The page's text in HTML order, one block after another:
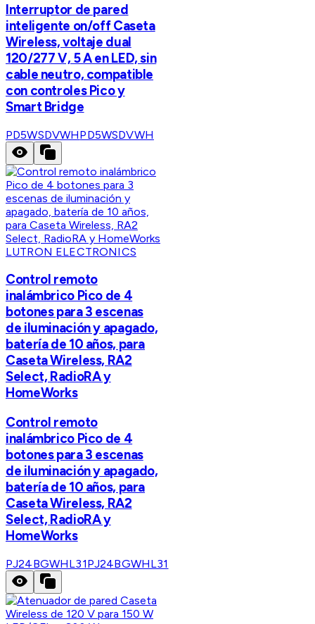
Interruptor de pared
inteligente on/off Caseta
Wireless, voltaje dual
120/277 V, 5 A en LED, sin
cable neutro, compatible
con controles Pico y
Smart Bridge
PD5WSDVWHPD5WSDVWH
LUTRON ELECTRONICS
Control remoto
inalámbrico Pico de 4
botones para 3 escenas
de iluminación y apagado,
batería de 10 años, para
Caseta Wireless, RA2
Select, RadioRA y
HomeWorks
Control remoto
inalámbrico Pico de 4
botones para 3 escenas
de iluminación y apagado,
batería de 10 años, para
Caseta Wireless, RA2
Select, RadioRA y
HomeWorks
PJ24BGWHL31PJ24BGWHL31